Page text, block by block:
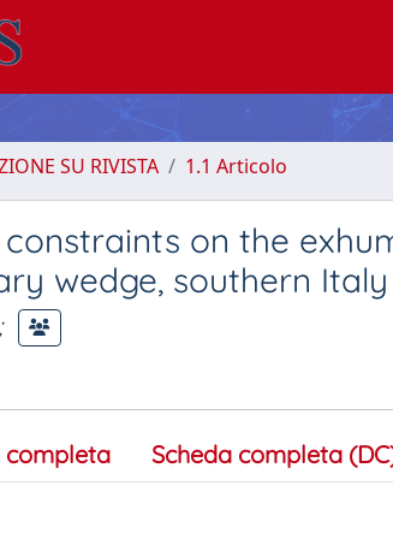
SU RIVISTA 1.1 Articolo
on the
wedge, southern Italy
completa Scheda completa